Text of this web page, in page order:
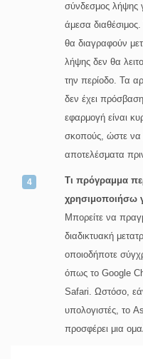
σύνδεσμος λήψης
άμεσα
θα διαγραφούν
λήψης δεν θα
την περίοδο. Τα
δεν έχει
εφαρμογή είναι
σκοπούς, ώστε να
αποτελέσματα
Τι πρόγραμμα
χρησιμοποιήσω
Μπορείτε να
διαδικτυακή
οποιοδήποτε
όπως το Google
Safari. Ωστόσο,
υπολογιστές, το
προσφέρει μια